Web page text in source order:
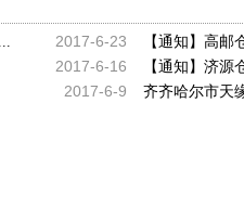
2017-6-23
【通知】高邮
2017-6-16 【通知】济源
2017-6-9 齐齐哈尔市天